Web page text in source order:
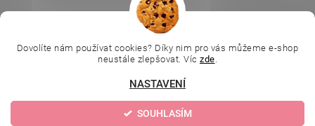
L.C.P. Paris |
Online kosmetické kurzy | Kozmetickyobchod.sk
cookies
Dovolíte nám používat cookies? Díky nim pro vás můžeme e-shop
neustále zlepšovat. Víc zde.
NASTAVENÍ
SOUHLASÍM